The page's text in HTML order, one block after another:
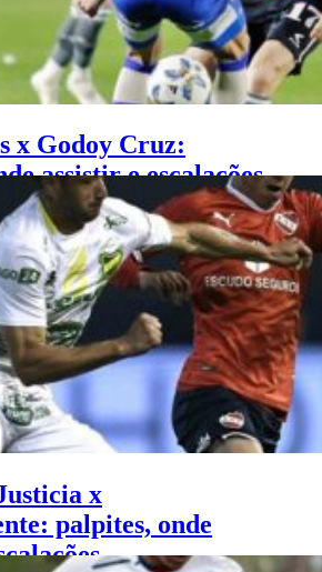
x Godoy Cruz:
assistir e escalações
Argentino (03/06)
x
palpites, onde
–